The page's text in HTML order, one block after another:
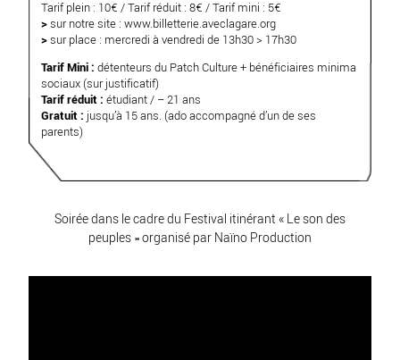
Tarif plein : 10€ / Tarif réduit : 8€ / Tarif mini : 5€
> sur notre site : www.billetterie.aveclagare.org
> sur place : mercredi à vendredi de 13h30 > 17h30
Tarif Mini : détenteurs du Patch Culture + bénéficiaires minima
sociaux (sur justificatif)
Tarif réduit : étudiant / – 21 ans
Gratuit : jusqu’à 15 ans. (ado accompagné d’un de ses
parents)
Soirée dans le cadre du Festival itinérant « Le son des
peuples » organisé par Naïno Production